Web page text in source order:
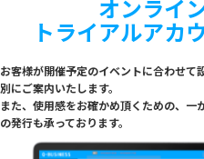
オンライ
トライアルアカ
お客様が開催予定のイベントに合わせて
別にご案内いたします。
また、使用感をお確かめ頂くための、一
の発行も承っており ます。